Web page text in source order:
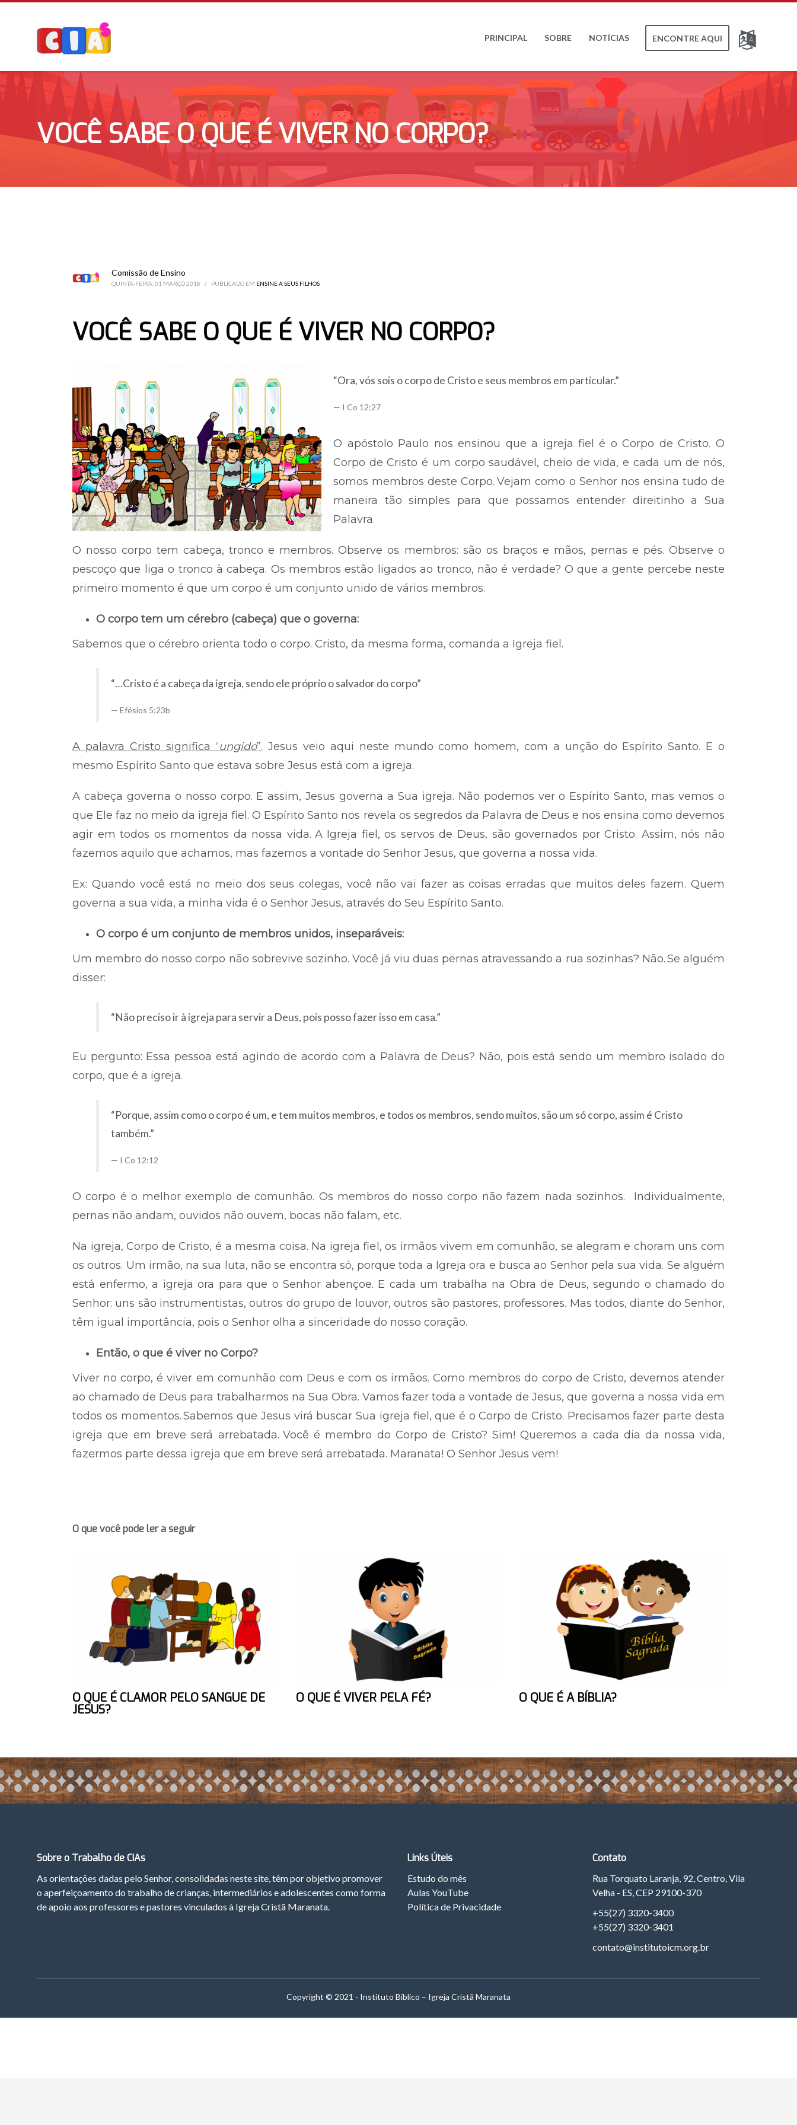
PRINCIPAL SOBRE NOTÍCIAS ENCONTRE AQUI
VOCÊ SABE O QUE É VIVER NO CORPO?
Comissão de Ensino
QUINTA-FEIRA, 01 MARÇO 2018 / PUBLICADO EM ENSINE A SEUS FILHOS
VOCÊ SABE O QUE É VIVER NO CORPO?
“Ora, vós sois o corpo de Cristo e seus membros em particular.”
I Co 12:27
O apóstolo Paulo nos ensinou que a igreja fiel é o Corpo de Cristo. O
Corpo de Cristo é um corpo saudável, cheio de vida, e cada um de nós,
somos membros deste Corpo. Vejam como o Senhor nos ensina tudo de
maneira tão simples para que possamos entender direitinho a Sua
Palavra.
O nosso corpo tem cabeça, tronco e membros. Observe os membros: são os braços e mãos, pernas e pés. Observe o
pescoço que liga o tronco à cabeça. Os membros estão ligados ao tronco, não é verdade? O que a gente percebe neste
primeiro momento é que um corpo é um conjunto unido de vários membros.
O corpo tem um cérebro (cabeça) que o governa:
Sabemos que o cérebro orienta todo o corpo. Cristo, da mesma forma, comanda a Igreja fiel.
“…Cristo é a cabeça da igreja, sendo ele próprio o salvador do corpo”
Efésios 5:23b
A palavra Cristo significa “ungido”. Jesus veio aqui neste mundo como homem, com a unção do Espírito Santo. E o
mesmo Espírito Santo que estava sobre Jesus está com a igreja.
A cabeça governa o nosso corpo. E assim, Jesus governa a Sua igreja. Não podemos ver o Espírito Santo, mas vemos o
que Ele faz no meio da igreja fiel. O Espírito Santo nos revela os segredos da Palavra de Deus e nos ensina como devemos
agir em todos os momentos da nossa vida. A Igreja fiel, os servos de Deus, são governados por Cristo. Assim, nós não
fazemos aquilo que achamos, mas fazemos a vontade do Senhor Jesus, que governa a nossa vida.
Ex: Quando você está no meio dos seus colegas, você não vai fazer as coisas erradas que muitos deles fazem. Quem
governa a sua vida, a minha vida é o Senhor Jesus, através do Seu Espírito Santo.
O corpo é um conjunto de membros unidos, inseparáveis:
Um membro do nosso corpo não sobrevive sozinho. Você já viu duas pernas atravessando a rua sozinhas? Não.Se alguém
disser:
“Não preciso ir à igreja para servir a Deus, pois posso fazer isso em casa.”
Eu pergunto: Essa pessoa está agindo de acordo com a Palavra de Deus? Não, pois está sendo um membro isolado do
corpo, que é a igreja.
“Porque, assim como o corpo é um, e tem muitos membros, e todos os membros, sendo muitos, são um só corpo, assim é Cristo
também.”
I Co 12:12
O corpo é o melhor exemplo de comunhão. Os membros do nosso corpo não fazem nada sozinhos. Individualmente,
pernas não andam, ouvidos não ouvem, bocas não falam, etc.
Na igreja, Corpo de Cristo, é a mesma coisa. Na igreja fiel, os irmãos vivem em comunhão, se alegram e choram uns com
os outros. Um irmão, na sua luta, não se encontra só, porque toda a Igreja ora e busca ao Senhor pela sua vida. Se alguém
está enfermo, a igreja ora para que o Senhor abençoe. E cada um trabalha na Obra de Deus, segundo o chamado do
Senhor: uns são instrumentistas, outros do grupo de louvor, outros são pastores, professores. Mas todos, diante do Senhor,
têm igual importância, pois o Senhor olha a sinceridade do nosso coração.
Então, o que é viver no Corpo?
Viver no corpo, é viver em comunhão com Deus e com os irmãos. Como membros do corpo de Cristo, devemos atender
ao chamado de Deus para trabalharmos na Sua Obra. Vamos fazer toda a vontade de Jesus, que governa a nossa vida em
todos os momentos.Sabemos que Jesus virá buscar Sua igreja fiel, que é o Corpo de Cristo. Precisamos fazer parte desta
igreja que em breve será arrebatada. Você é membro do Corpo de Cristo? Sim! Queremos a cada dia da nossa vida,
fazermos parte dessa igreja que em breve será arrebatada. Maranata! O Senhor Jesus vem!
O que você pode ler a seguir
O QUE É CLAMOR PELO SANGUE DE
JESUS?
O QUE É VIVER PELA FÉ? O QUE É A BÍBLIA?
Sobre o Trabalho de CIAs
As orientações dadas pelo Senhor, consolidadas neste site, têm por objetivo promover
o aperfeiçoamento do trabalho de crianças, intermediários e adolescentes como forma
de apoio aos professores e pastores vinculados à Igreja Cristã Maranata.
Links Úteis
Estudo do mês
Aulas YouTube
Política de Privacidade
Contato
Rua Torquato Laranja, 92, Centro, Vila
Velha - ES, CEP 29100-370
+55(27) 3320-3400
+55(27) 3320-3401
contato@institutoicm.org.br
Copyright © 2021 - Instituto Bíblico – Igreja Cristã Maranata